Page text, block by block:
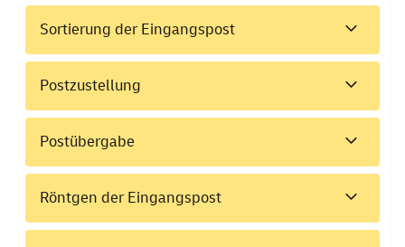
Sortierung der Eingangspost
Postzustellung
Postübergabe
Röntgen der Eingangspost